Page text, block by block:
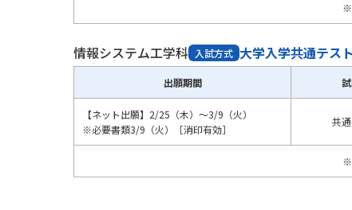
※
情報システム工学科 入試方式 大学入学共通テス
出願期間
【ネット出願】2/25（木）～3/9（火）
※必要書類3/9（火）［消印有効］
共
※